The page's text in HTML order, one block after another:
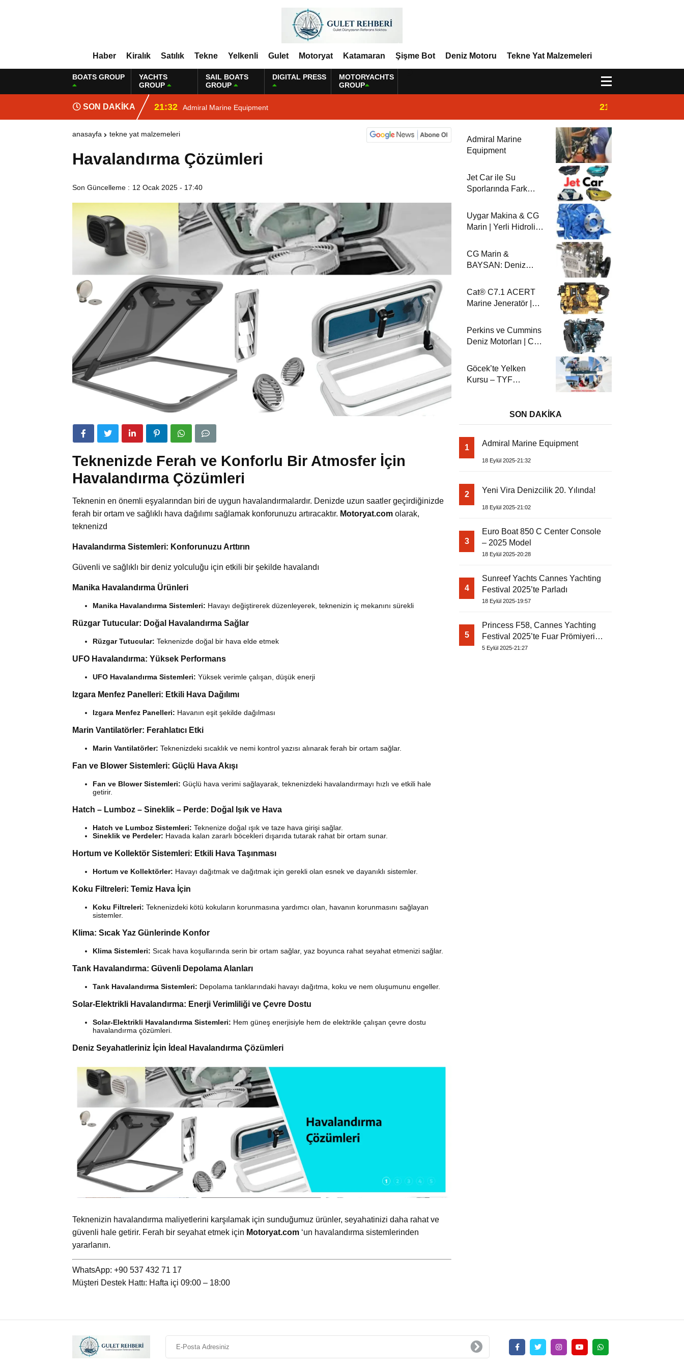
Haber Kiralık Satılık Tekne Yelkenli Gulet Motoryat Katamaran Şişme Bot Deniz Motoru Tekne Yat Malzemeleri
BOATS GROUP
YACHTS
GROUP
SAIL BOATS
GROUP
DIGITAL PRESS
MOTORYACHTS
GROUP
SON DAKİKA 21:32 Admiral Marine Equipment 21:02
anasayfa tekne yat malzemeleri
Havalandırma Çözümleri
Son Güncelleme : 12 Ocak 2025 - 17:40
Teknenizde Ferah ve Konforlu Bir Atmosfer İçin
Havalandırma Çözümleri
Teknenin en önemli eşyalarından biri de uygun havalandırmalardır. Denizde uzun saatler geçirdiğinizde
ferah bir ortam ve sağlıklı hava dağılımı sağlamak konforunuzu artıracaktır. Motoryat.com olarak,
teknenizd
Havalandırma Sistemleri: Konforunuzu Arttırın
Güvenli ve sağlıklı bir deniz yolculuğu için etkili bir şekilde havalandı
Manika Havalandırma Ürünleri
Manika Havalandırma Sistemleri: Havayı değiştirerek düzenleyerek, teknenizin iç mekanını sürekli
Rüzgar Tutucular: Doğal Havalandırma Sağlar
Rüzgar Tutucular: Teknenizde doğal bir hava elde etmek
UFO Havalandırma: Yüksek Performans
UFO Havalandırma Sistemleri: Yüksek verimle çalışan, düşük enerji
Izgara Menfez Panelleri: Etkili Hava Dağılımı
Izgara Menfez Panelleri: Havanın eşit şekilde dağılması
Marin Vantilatörler: Ferahlatıcı Etki
Marin Vantilatörler: Teknenizdeki sıcaklık ve nemi kontrol yazısı alınarak ferah bir ortam sağlar.
Fan ve Blower Sistemleri: Güçlü Hava Akışı
Fan ve Blower Sistemleri: Güçlü hava verimi sağlayarak, teknenizdeki havalandırmayı hızlı ve etkili hale
getirir.
Hatch – Lumboz – Sineklik – Perde: Doğal Işık ve Hava
Hatch ve Lumboz Sistemleri: Teknenize doğal ışık ve taze hava girişi sağlar.
Sineklik ve Perdeler: Havada kalan zararlı böcekleri dışarıda tutarak rahat bir ortam sunar.
Hortum ve Kollektör Sistemleri: Etkili Hava Taşınması
Hortum ve Kollektörler: Havayı dağıtmak ve dağıtmak için gerekli olan esnek ve dayanıklı sistemler.
Koku Filtreleri: Temiz Hava İçin
Koku Filtreleri: Teknenizdeki kötü kokuların korunmasına yardımcı olan, havanın korunmasını sağlayan
sistemler.
Klima: Sıcak Yaz Günlerinde Konfor
Klima Sistemleri: Sıcak hava koşullarında serin bir ortam sağlar, yaz boyunca rahat seyahat etmenizi sağlar.
Tank Havalandırma: Güvenli Depolama Alanları
Tank Havalandırma Sistemleri: Depolama tanklarındaki havayı dağıtma, koku ve nem oluşumunu engeller.
Solar-Elektrikli Havalandırma: Enerji Verimliliği ve Çevre Dostu
Solar-Elektrikli Havalandırma Sistemleri: Hem güneş enerjisiyle hem de elektrikle çalışan çevre dostu
havalandırma çözümleri.
Deniz Seyahatleriniz İçin İdeal Havalandırma Çözümleri
Teknenizin havalandırma maliyetlerini karşılamak için sunduğumuz ürünler, seyahatinizi daha rahat ve
güvenli hale getirir. Ferah bir seyahat etmek için Motoryat.com ‘un havalandırma sistemlerinden
yararlanın.
WhatsApp: +90 537 432 71 17
Müşteri Destek Hattı: Hafta içi 09:00 – 18:00
Admiral Marine
Equipment
Jet Car ile Su
Sporlarında Fark
Uygar Makina & CG
Marin | Yerli Hidrolik
ve Deniz Motorları
CG Marin &
BAYSAN: Deniz
Sistemlerinde
Güvenilir Ortaklık
Cat® C7.1 ACERT
Marine Jeneratör |
Marin
Perkins ve Cummins
Deniz Motorları | CG
Güvenilir Performans
Göcek’te Yelken
Kursu – TYF
SON DAKİKA
1 Admiral Marine Equipment
18 Eylül 2025-21:32
2 Yeni Vira Denizcilik 20. Yılında!
18 Eylül 2025-21:02
3
Euro Boat 850 C Center Console
– 2025 Model
18 Eylül 2025-20:28
4
Sunreef Yachts Cannes Yachting
Festival 2025’te Parladı
18 Eylül 2025-19:57
5
Princess F58, Cannes Yachting
Festival 2025’te Fuar Prömiyerini
Yapıyor
5 Eylül 2025-21:27